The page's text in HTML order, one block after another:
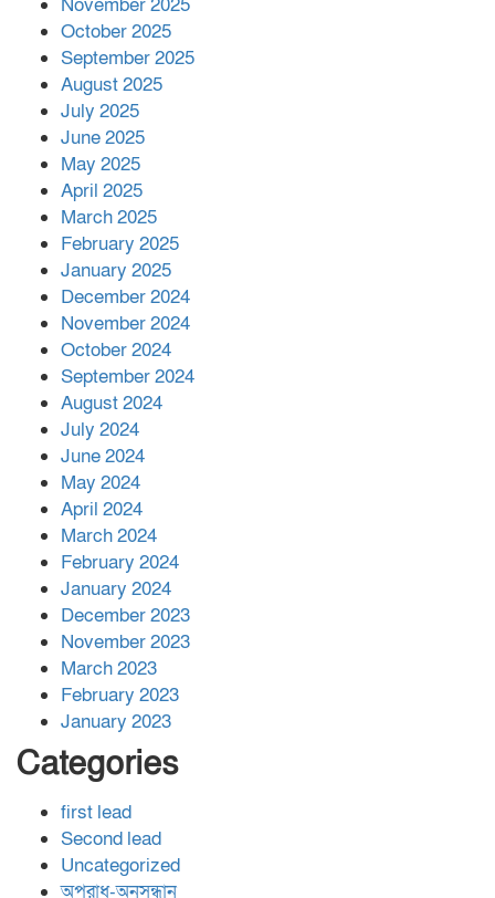
পর ফোন তারেক রহমানের,গ্যাস সঙ্কট
সহায়তা দিলেন সাচিং প্রু জেরী
October 2025
September 2025
August 2025
July 2025
June 2025
May 2025
April 2025
March 2025
February 2025
January 2025
December 2024
November 2024
October 2024
September 2024
August 2024
July 2024
June 2024
May 2024
April 2024
March 2024
February 2024
January 2024
December 2023
November 2023
March 2023
February 2023
January 2023
Categories
first lead
Second lead
Uncategorized
অপরাধ-অনুসন্ধান